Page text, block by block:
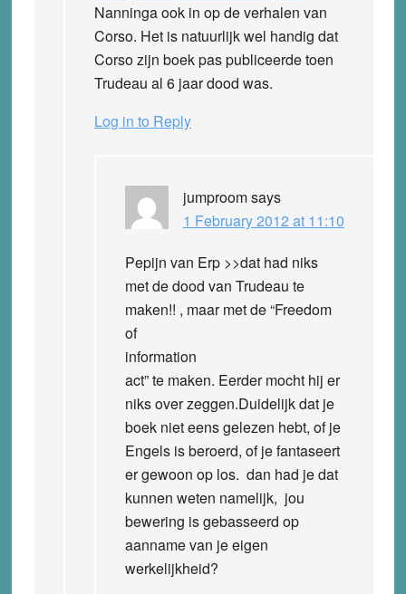
Nanninga ook in op de verhalen van
Corso. Het is natuurlijk wel handig dat
Corso zijn boek pas publiceerde toen
Trudeau al 6 jaar dood was.
Log in to Reply
jumproomsays
1 February 2012 at 11:10
Pepijn van Erp >>dat had niks
met de dood van Trudeau te
maken!! , maar met de “Freedom
of
information
act” te maken. Eerder mocht hij er
niks over zeggen.Duidelijk dat je
boek niet eens gelezen hebt, of je
Engels is beroerd, of je fantaseert
er gewoon op los. dan had je dat
kunnen weten namelijk, jou
bewering is gebasseerd op
aanname van je eigen
werkelijkheid?